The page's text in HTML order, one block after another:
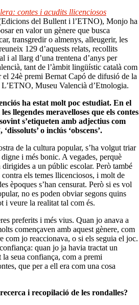
contes i acudits llicenciosos
del Bullent i l’ETNO), Monjo ha
en valor un gènere que busca
transgredir o almenys, alleugerir, les
129 d’aquests relats, recollits
i al llarg d’una trentena d’anys per
tant de l’àmbit lingüístic català com
24è premi Bernat Capó de difusió de la
Museu Valencià d’Etnologia.
ha estat molt poc estudiat. En el
llegendes meravelloses que els contes
s’etiqueten amb adjectius com
‘dissoluts’ o inclús ‘obscens’.
de la cultura popular, s’ha volgut triar
i més bonic. A vegades, perquè
a un públic escolar. Però també
els temes llicenciosos, i molt de
èpoques s’han censurat. Però si es vol
no es poden obviar segons quins
i veure la realitat tal com és.
preferits i més vius. Quan jo anava a
començaven amb aquest gènere, com
com jo reaccionava, o si els seguia el joc.
quan jo ja havia tractat un
seua confiança, com a premi
que per a ell era com una cosa
i recopilació de les rondalles?